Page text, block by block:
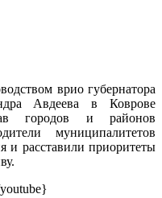
врио губернатора
Авдеева в Коврове
городов и районов
муниципалитетов
и расставили приоритеты